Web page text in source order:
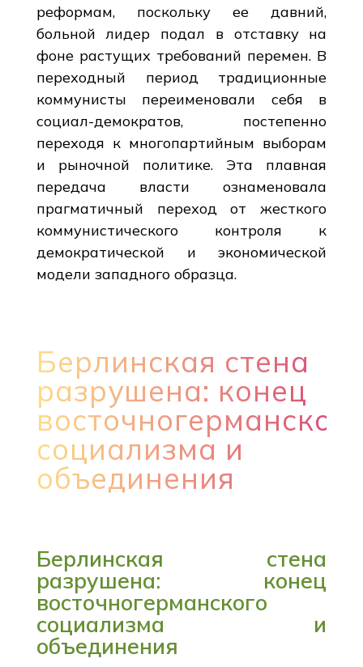
реформам, поскольку ее давний,
больной лидер подал в отставку на
фоне растущих требований перемен. В
переходный период традиционные
коммунисты переименовали себя в
социал-демократов, постепенно
переходя к многопартийным выборам
и рыночной политике. Эта плавная
передача власти ознаменовала
прагматичный переход от жесткого
коммунистического контроля к
демократической и экономической
модели западного образца.
Берлинская стена
разрушена: конец
восточногерманского
социализма и
объединения
Берлинская стена
разрушена: конец
восточногерманского
социализма и
объединения